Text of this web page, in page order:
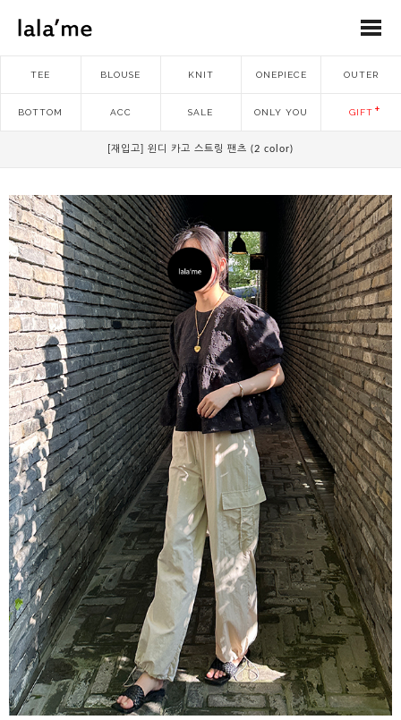
TEE BLOUSE KNIT ONEPIECE OUTER
BOTTOM ACC SALE ONLY YOU GIFT
[재입고] 윈디 카고 스트링 팬츠 (2 color)